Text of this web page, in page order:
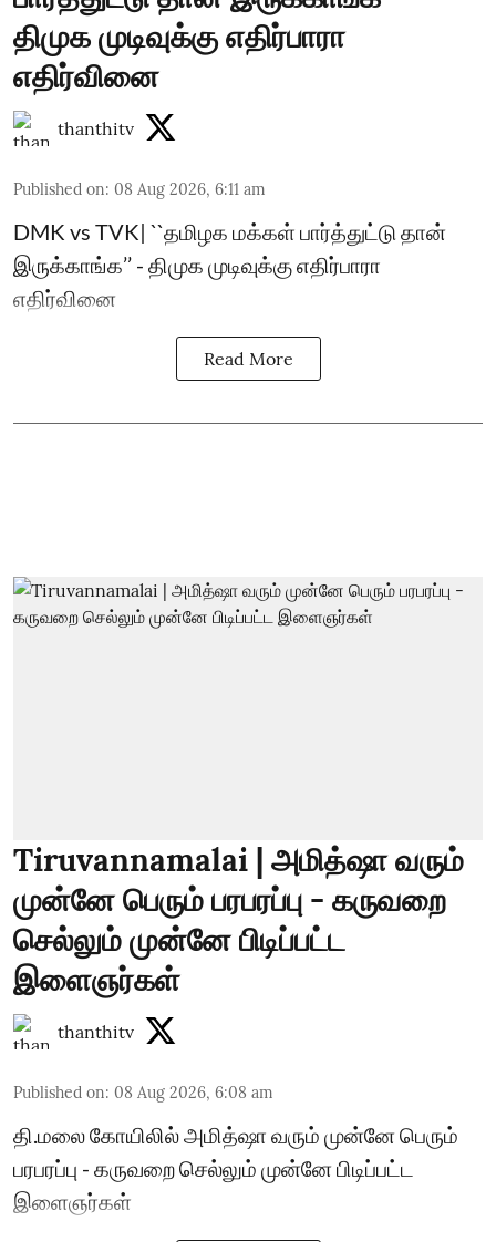
திமுக முடிவுக்கு எதிர்பாரா
எதிர்வினை
thanthitv
Published on: 08 Aug 2026, 6:11 am
DMK vs TVK| ``தமிழக மக்கள் பார்த்துட்டு தான்
இருக்காங்க’’ - திமுக முடிவுக்கு எதிர்பாரா
எதிர்வினை
Read More
Tiruvannamalai | அமித்ஷா வரும்
முன்னே பெரும் பரபரப்பு - கருவறை
செல்லும் முன்னே பிடிப்பட்ட
இளைஞர்கள்
thanthitv
Published on: 08 Aug 2026, 6:08 am
தி.மலை கோயிலில் அமித்ஷா வரும் முன்னே பெரும்
பரபரப்பு - கருவறை செல்லும் முன்னே பிடிப்பட்ட
இளைஞர்கள்